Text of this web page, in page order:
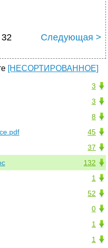
Следующая >
[НЕСОРТИРОВАННОЕ]
3
3
8
45
37
132
1
52
0
1
1